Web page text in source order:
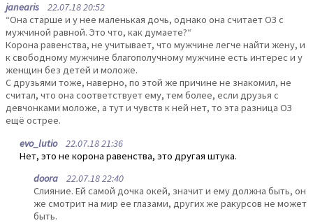
janearis 22.07.18 20:52
“Она старше и у нее маленькая дочь, однако она считает ОЗ с
мужчиной равной. Это что, как думаете?“
Корона равенства, не учитывает, что мужчине легче найти жену, и
к свободному мужчине благополучному мужчине есть интерес и у
женщин без детей и моложе.
С друзьями тоже, наверно, по этой же причине не знакомил, не
считал, что она соответствует ему, тем более, если друзья с
девчонками моложе, а тут и чувств к ней нет, то эта разница ОЗ
ещё острее.
evo_lutio22.07.18 21:36
Нет, это не корона равенства, это другая штука.
doora 22.07.18 22:40
Слияние. Ей самой дочка окей, значит и ему должна быть, он
же смотрит на мир ее глазами, других же ракурсов не может
быть.